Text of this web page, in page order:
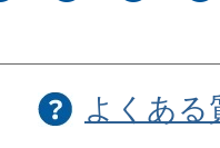
よくある